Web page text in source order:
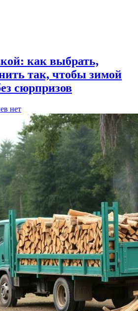
как выбрать,
так, чтобы зимой
сюрпризов
нет